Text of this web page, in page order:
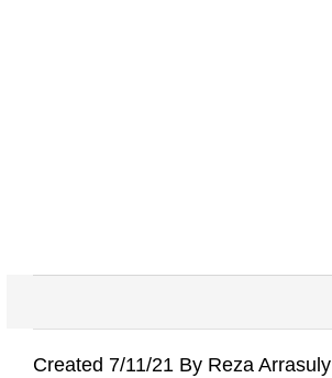
Created 7/11/21 By Reza Arrasuly